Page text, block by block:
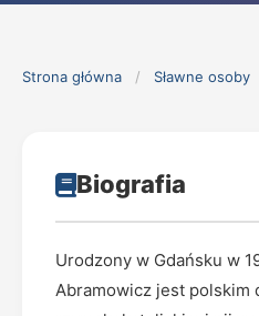
Strona główna / Sławne osoby
Biografia
Urodzony w Gdańsku w
Abramowicz jest polskim